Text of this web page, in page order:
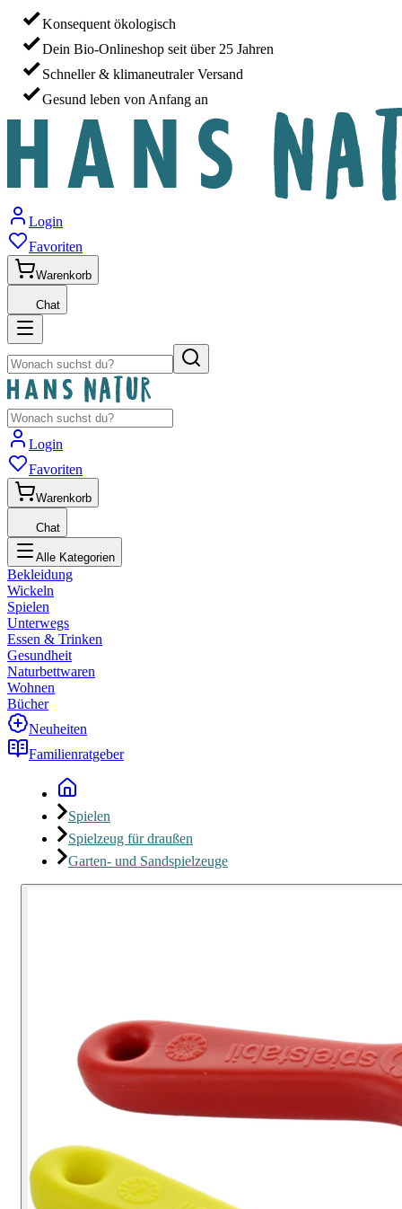
Konsequent ökologisch
Dein Bio-Onlineshop seit über 25 Jahren
Schneller & klimaneutraler Versand
Gesund leben von Anfang an
Login
Favoriten
Warenkorb
Chat
Login
Favoriten
Warenkorb
Chat
Alle Kategorien
Bekleidung
Wickeln
Spielen
Unterwegs
Essen & Trinken
Gesundheit
Naturbettwaren
Wohnen
Bücher
Neuheiten
Familienratgeber
Spielen
Spielzeug für draußen
Garten- und Sandspielzeuge